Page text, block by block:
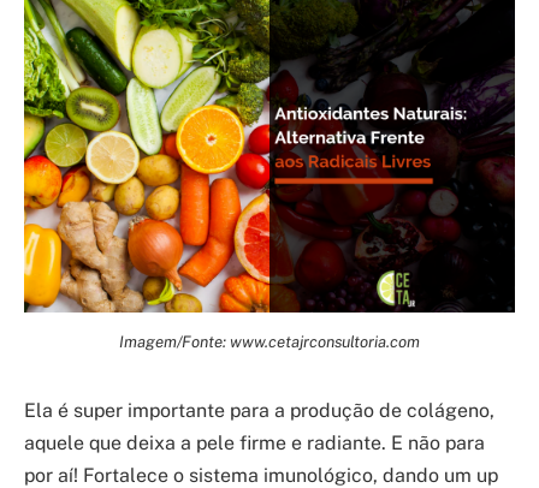
Imagem/Fonte: www.cetajrconsultoria.com
Ela é super importante para a produção de colágeno,
aquele que deixa a pele firme e radiante. E não para
por aí! Fortalece o sistema imunológico, dando um up